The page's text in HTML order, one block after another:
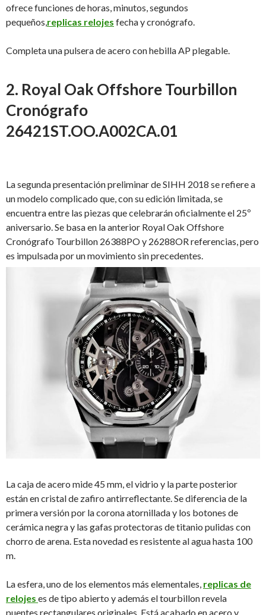
ofrece funciones de horas, minutos, segundos
pequeños,replicas relojes fecha y cronógrafo.
Completa una pulsera de acero con hebilla AP plegable.
2. Royal Oak Offshore Tourbillon
Cronógrafo
26421ST.OO.A002CA.01
La segunda presentación preliminar de SIHH 2018 se refiere a
un modelo complicado que, con su edición limitada, se
encuentra entre las piezas que celebrarán oficialmente el 25º
aniversario. Se basa en la anterior Royal Oak Offshore
Cronógrafo Tourbillon 26388PO y 26288OR referencias, pero
es impulsada por un movimiento sin precedentes.
La caja de acero mide 45 mm, el vidrio y la parte posterior
están en cristal de zafiro antirreflectante. Se diferencia de la
primera versión por la corona atornillada y los botones de
cerámica negra y las gafas protectoras de titanio pulidas con
chorro de arena. Esta novedad es resistente al agua hasta 100
m.
La esfera, uno de los elementos más elementales, replicas de
relojes es de tipo abierto y además el tourbillon revela
puentes rectangulares originales. Está acabado en acero y